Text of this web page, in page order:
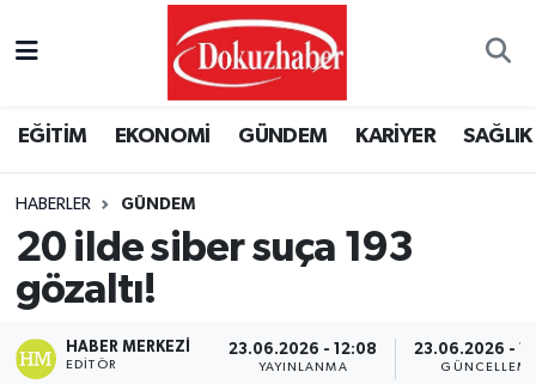
EĞİTİM EKONOMİ GÜNDEM KARİYER SAĞLIK
HABERLER GÜNDEM
20 ilde siber suça 193
gözaltı!
HABER MERKEZI
EDITÖR
23.06.2026 - 12:08
YAYINLANMA
23.06.2026 -
Puan Durumu ve Fikstür
Tüm Manşetler
Son Dakika Haberleri